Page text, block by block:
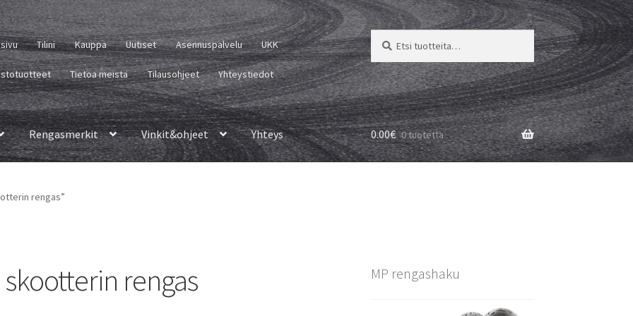
Tilini Kauppa Uutiset Asennuspalvelu UKK
Tietoa meistä Tilausohjeet Yhteystiedot
Etsi:
Haku
Rengasmerkit Vinkit&ohjeet Yhteys 0.00€ 0 tuotetta
rengas”
rengas MP rengashaku